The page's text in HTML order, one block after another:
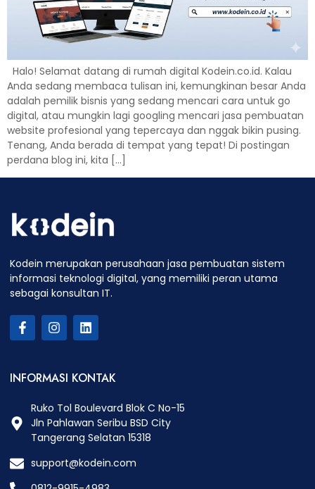
Halo! Selamat datang di rumah digital Kodein.co.id. Kalau
Anda sedang membaca tulisan ini, kemungkinan besar Anda
adalah pemilik bisnis yang sedang mencari cara untuk go
digital, atau mungkin lagi googling mencari jasa pembuatan
website profesional yang tepercaya dan nggak bikin pusing.
Tenang, Anda berada di tempat yang tepat! Di postingan
perdana blog ini, kita […]
Kodein merupakan perusahaan jasa pembuatan sistem
informasi teknologi digital, yang memiliki peran utama
sebagai konsultan IT.
INFORMASI KONTAK
Ruko Tol Boulevard Blok C No-15
Jln Pahlawan Seribu BSD City
Tangerang Selatan 15318
support@kodein.com